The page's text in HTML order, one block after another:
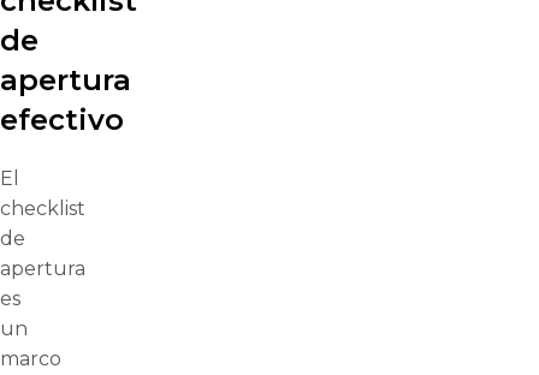
de
apertura
efectivo
El
checklist
de
apertura
es
un
marco